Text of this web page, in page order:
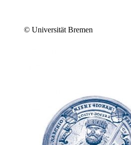
© Universität Bremen